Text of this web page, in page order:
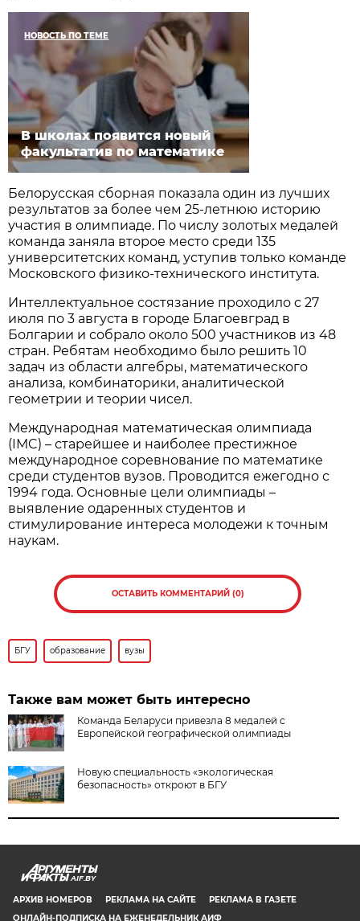
НОВОСТЬ ПО ТЕМЕ
В школах появится новый
факультатив по математике
Белорусская сборная показала один из лучших
результатов за более чем 25-летнюю историю
участия в олимпиаде. По числу золотых медалей
команда заняла второе место среди 135
университетских команд, уступив только команде
Московского физико-технического института.
Интеллектуальное состязание проходило с 27
июля по 3 августа в городе Благоевград в
Болгарии и собрало около 500 участников из 48
стран. Ребятам необходимо было решить 10
задач из области алгебры, математического
анализа, комбинаторики, аналитической
геометрии и теории чисел.
Международная математическая олимпиада
(IMC) – старейшее и наиболее престижное
международное соревнование по математике
среди студентов вузов. Проводится ежегодно с
1994 года. Основные цели олимпиады –
выявление одаренных студентов и
стимулирование интереса молодежи к точным
наукам.
ОСТАВИТЬ КОММЕНТАРИЙ (0)
БГУ образование вузы
Также вам может быть интересно
Команда Беларуси привезла 8 медалей с
Европейской географической олимпиады
Новую специальность «экологическая
безопасность» откроют в БГУ
AIF.BY
АРХИВ НОМЕРОВ РЕКЛАМА НА САЙТЕ
РЕКЛАМА В ГАЗЕТЕ
ОНЛАЙН-ПОДПИСКА НА ЕЖЕНЕДЕЛЬНИК АИФ